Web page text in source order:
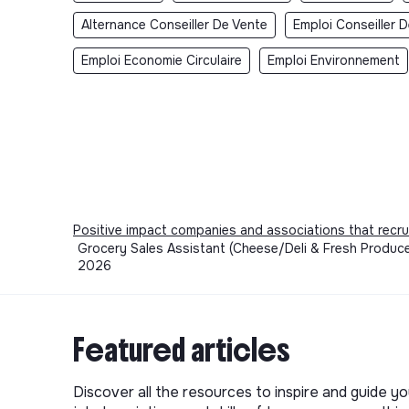
Alternance Conseiller De Vente Emploi Conseiller
Emploi Economie Circulaire Emploi Environnement
Positive impact companies and associations that
Grocery Sales Assistant (Cheese/Deli & Fresh
2026
Featured articles
Discover all the resources to inspire and guide